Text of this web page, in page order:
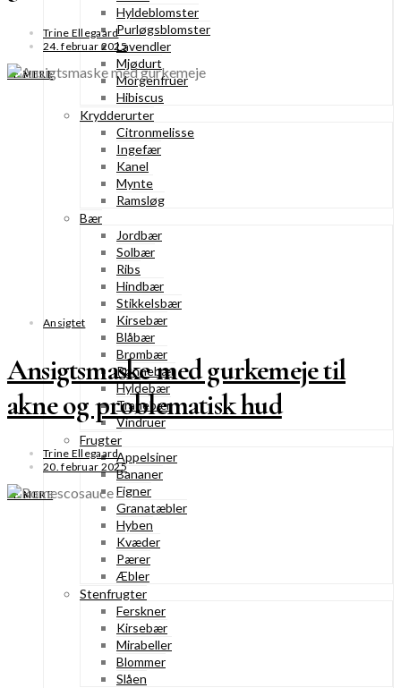
Hyldeblomster
Purløgsblomster
Lavendler
Mjødurt
Morgenfruer
Hibiscus
Krydderurter
Citronmelisse
Ingefær
Kanel
Mynte
Ramsløg
Bær
Jordbær
Solbær
Ribs
Hindbær
Stikkelsbær
Kirsebær
Blåbær
Brombær
Rønnebær
Hyldebær
Tranebær
Vindruer
Frugter
Appelsiner
Bananer
Figner
Granatæbler
Hyben
Kvæder
Pærer
Æbler
Stenfrugter
Ferskner
Kirsebær
Mirabeller
Blommer
Slåen
Trine Ellegaard
24. februar 2025
SE MERE
Ansigtet
Ansigtsmaske med gurkemeje til
akne og problematisk hud
Trine Ellegaard
20. februar 2025
SE MERE